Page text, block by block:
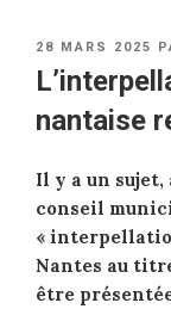
PUBLIÉ
LE
28 MARS 2025
nantaise
Il y a un sujet,
conseil
«
Nantes au
être